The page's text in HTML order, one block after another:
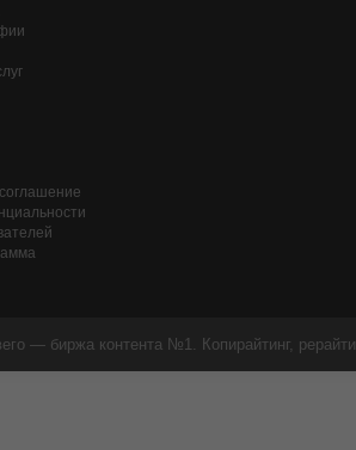
— биржа контента №1. Копирайтинг,